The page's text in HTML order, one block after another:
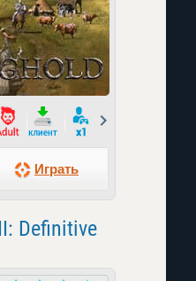
Играть
Definitive